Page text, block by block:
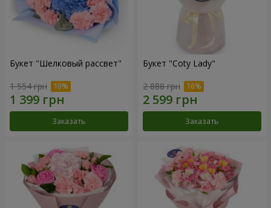
Букет "Шелковый рассвет"
1 554 грн
Заказать
Букет "Coty Lady"
2 888 грн
Заказать